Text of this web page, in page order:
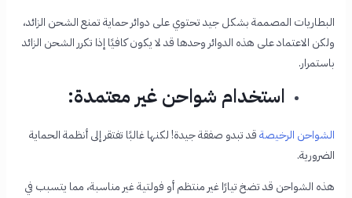
البطاريات المصممة بشكل جيد تحتوي على دوائر حماية تمنع الشحن الزائد،
ولكن الاعتماد على هذه الدوائر وحدها قد لا يكون كافيًا إذا تكرر الشحن الزائد
باستمرار.
استخدام شواحن غير معتمدة:
الشواحن الرخيصةقد تبدو صفقة جيدة! لكنها غالبًا تفتقر إلى أنظمة الحماية
الضرورية.
هذه الشواحن قد تضخ تيارًا غير منتظم أو فولتية غير مناسبة، مما يتسبب في